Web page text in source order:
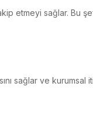
etmeyi sağlar. Bu
sağlar ve kurumsal